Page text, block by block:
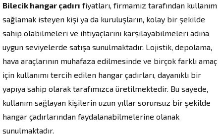
Bilecik hangar çadırı fiyatları, firmamız tarafından kullanım
sağlamak isteyen kişi ya da kuruluşların, kolay bir şekilde
sahip olabilmeleri ve ihtiyaçlarını karşılayabilmeleri adına
uygun seviyelerde satışa sunulmaktadır. Lojistik, depolama,
hava araçlarının muhafaza edilmesinde ve birçok farklı amaç
için kullanımı tercih edilen hangar çadırları, dayanıklı bir
yapıya sahip olarak tarafımızca üretilmektedir. Bu sayede,
kullanım sağlayan kişilerin uzun yıllar sorunsuz bir şekilde
hangar çadırlarından faydalanabilmelerine olanak
sunulmaktadır.